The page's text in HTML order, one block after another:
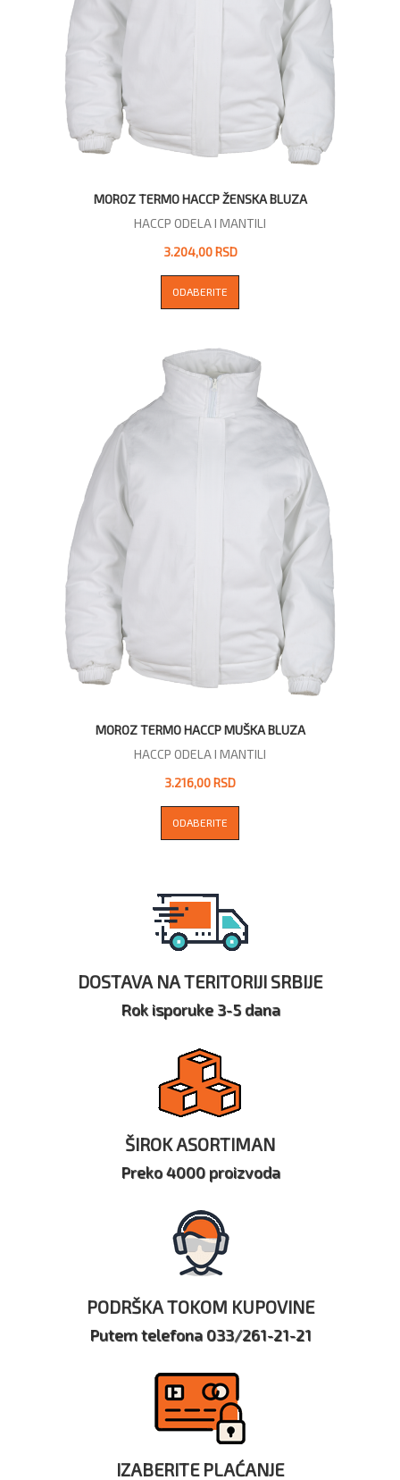
MOROZ TERMO HACCP ŽENSKA BLUZA
HACCP ODELA I MANTILI
3.204,00 RSD
ODABERITE
MOROZ TERMO HACCP MUŠKA BLUZA
HACCP ODELA I MANTILI
3.216,00 RSD
ODABERITE
DOSTAVA NA TERITORIJI SRBIJE
Rok isporuke 3-5 dana
ŠIROK ASORTIMAN
Preko 4000 proizvoda
PODRŠKA TOKOM KUPOVINE
Putem telefona 033/261-21-21
IZABERITE PLAĆANJE